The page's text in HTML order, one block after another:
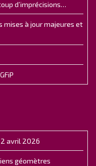
d’imprécisions…
mises à jour majeures et
avril 2026
géomètres